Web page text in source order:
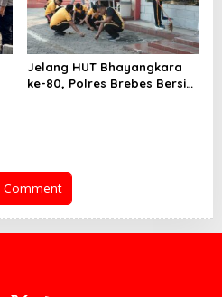
Jelang HUT Bhayangkara
ke-80, Polres Brebes Bersih-
Comment